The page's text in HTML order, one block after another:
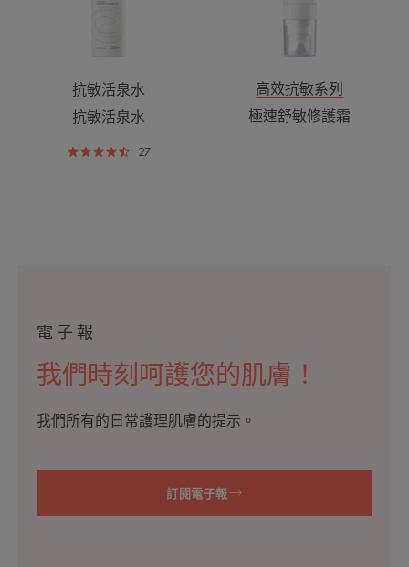
抗敏活泉水
抗敏活泉水
27
高效抗敏系列
極速舒敏修護霜
電子報
我們時刻呵護您的肌膚！
我們所有的日常護理肌膚的提示。
訂閱電子報